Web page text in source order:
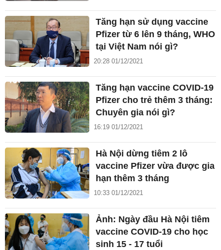
Tăng hạn sử dụng vaccine
Pfizer từ 6 lên 9 tháng, WHO
tại Việt Nam nói gì?
20:28 01/12/2021
Tăng hạn vaccine COVID-19
Pfizer cho trẻ thêm 3 tháng:
Chuyên gia nói gì?
16:19 01/12/2021
Hà Nội dừng tiêm 2 lô
vaccine Pfizer vừa được gia
hạn thêm 3 tháng
10:33 01/12/2021
Ảnh: Ngày đầu Hà Nội tiêm
vaccine COVID-19 cho học
sinh 15 - 17 tuổi